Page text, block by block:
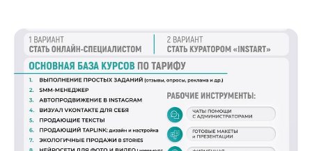
Начните обучение бесплатно!
Получите доступ ко всем курсам